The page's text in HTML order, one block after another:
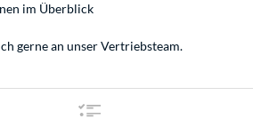
im Überblick
gerne an unserVertriebsteam.